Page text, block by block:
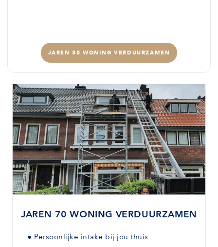
JAREN 30 WONING VERDUURZAMEN
JAREN 70 WONING VERDUURZAMEN
● Persoonlijke intake bij jou thuis